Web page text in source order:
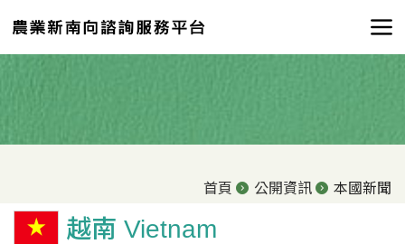
首頁 公開資訊 本國新聞
越南 Vietnam